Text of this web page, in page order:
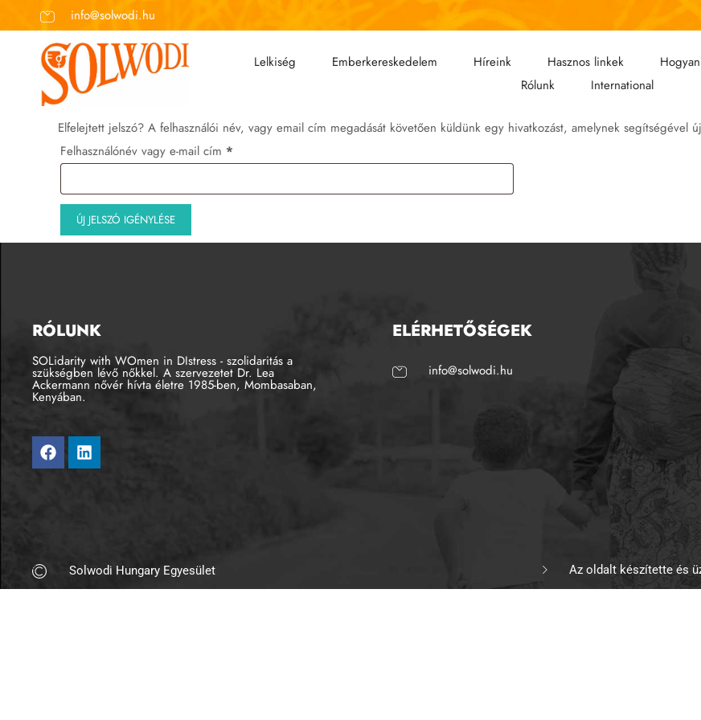
info@solwodi.hu
Lelkiség Emberkereskedelem Híreink Hasznos linkek
Rólunk
International
Elfelejtett jelszó? A felhasználói név, vagy email cím megadását követően küldünk egy hivatkozást, amelynek segítségével
Felhasználónév vagy e-mail cím *
ÚJ JELSZÓ IGÉNYLÉSE
RÓLUNK
SOLidarity with WOmen in DIstress - szolidaritás a
szükségben lévő nőkkel. A szervezetet Dr. Lea
Ackermann nővér hívta életre 1985-ben, Mombasaban,
Kenyában.
ELÉRHETŐSÉGEK
info@solwodi.hu
Solwodi Hungary Egyesület Az oldalt készítette és